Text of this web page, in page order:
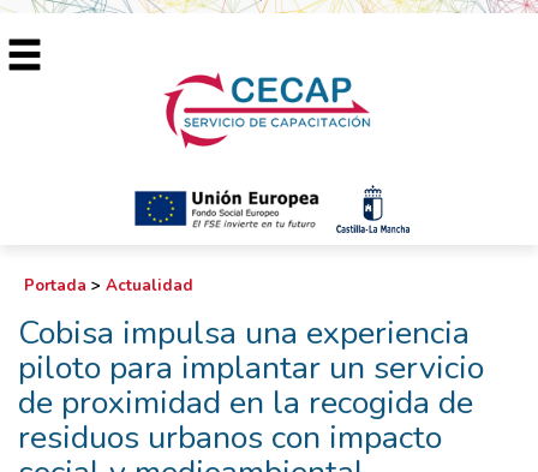
Portada > Actualidad
Cobisa impulsa una experiencia
piloto para implantar un servicio
de proximidad en la recogida de
residuos urbanos con impacto